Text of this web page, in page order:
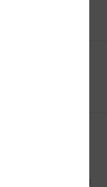
Echipa Update Advertising